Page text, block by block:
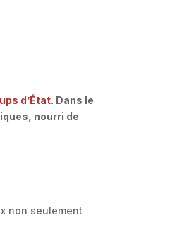
d’État. Dans le
nourri de
non seulement